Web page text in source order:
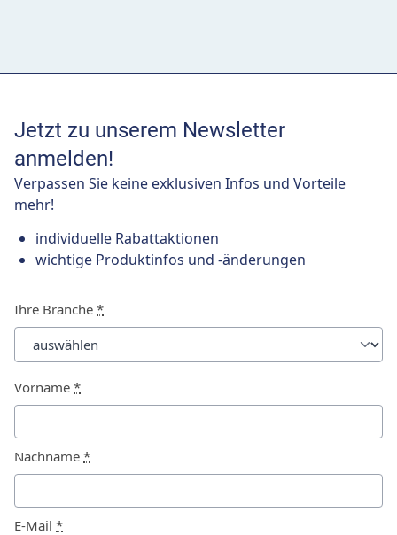
Jetzt zu unserem Newsletter
anmelden!
Verpassen Sie keine exklusiven Infos und Vorteile
mehr!
individuelle Rabattaktionen
wichtige Produktinfos und -änderungen
Ihre Branche *
Vorname *
Nachname *
E-Mail *